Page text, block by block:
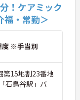
！ケアミック
福・常勤＞
度 ※手当別
第15地割23番地
石鳥谷駅」バ